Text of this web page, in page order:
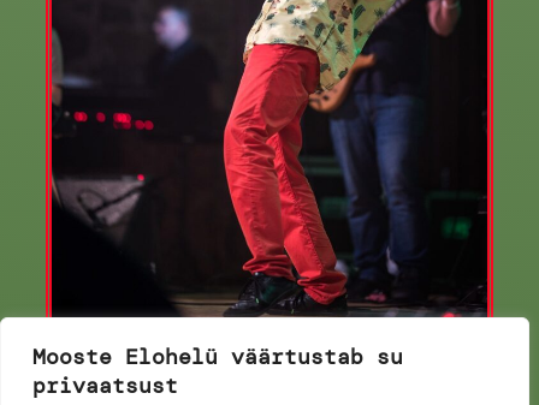
Mooste Elohelü väärtustab su
privaatsust
Miinus Seitse Eriti Vähendatud Koosseisus